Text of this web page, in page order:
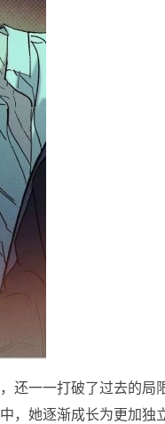
还一一打破了过去的局
，她逐渐成长为更加独